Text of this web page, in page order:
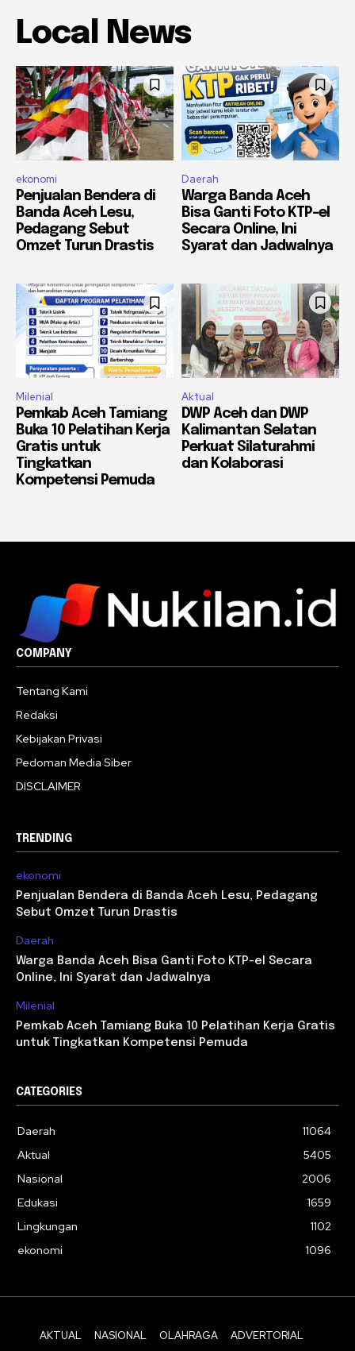
Local News
ekonomi
Penjualan Bendera di
Banda Aceh Lesu,
Pedagang Sebut
Omzet Turun Drastis
Daerah
Warga Banda Aceh
Bisa Ganti Foto KTP-el
Secara Online, Ini
Syarat dan Jadwalnya
Milenial
Pemkab Aceh Tamiang
Buka 10 Pelatihan Kerja
Gratis untuk
Tingkatkan
Kompetensi Pemuda
Aktual
DWP Aceh dan DWP
Kalimantan Selatan
Perkuat Silaturahmi
dan Kolaborasi
COMPANY
Tentang Kami
Redaksi
Kebijakan Privasi
Pedoman Media Siber
DISCLAIMER
TRENDING
ekonomi
Penjualan Bendera di Banda Aceh Lesu, Pedagang
Sebut Omzet Turun Drastis
Daerah
Warga Banda Aceh Bisa Ganti Foto KTP-el Secara
Online, Ini Syarat dan Jadwalnya
Milenial
Pemkab Aceh Tamiang Buka 10 Pelatihan Kerja Gratis
untuk Tingkatkan Kompetensi Pemuda
CATEGORIES
Daerah
11064
Aktual
5405
Nasional
2006
Edukasi
1659
Lingkungan
1102
ekonomi
1096
AKTUAL NASIONAL OLAHRAGA ADVERTORIAL